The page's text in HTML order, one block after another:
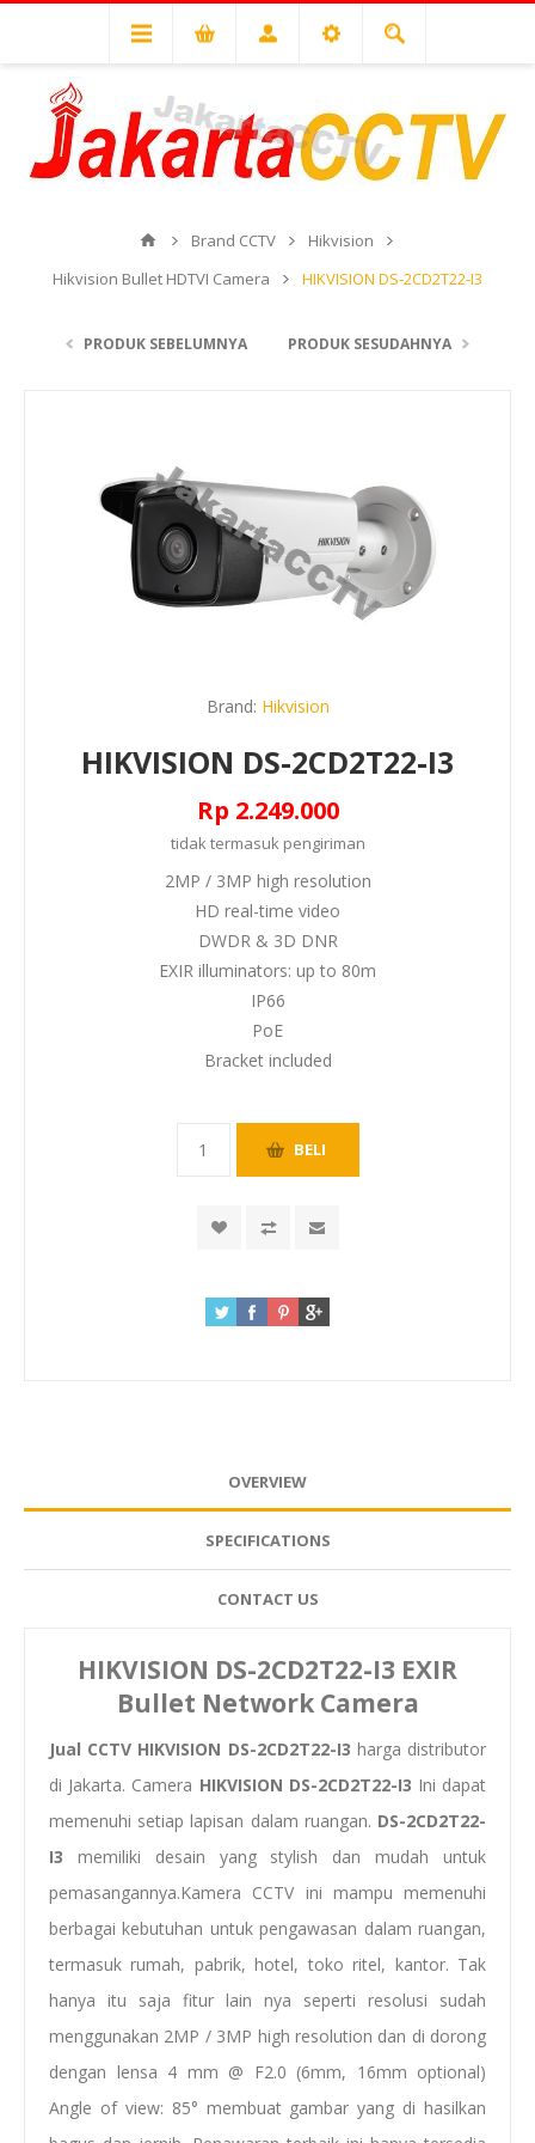
Brand CCTV
Hikvision
Hikvision Bullet HDTVI Camera
HIKVISION DS-2CD2T22-I3
PRODUK SEBELUMNYA PRODUK SESUDAHNYA
Brand: Hikvision
HIKVISION DS-2CD2T22-I3
Rp 2.249.000
tidak termasuk pengiriman
2MP / 3MP high resolution
HD real-time video
DWDR & 3D DNR
EXIR illuminators: up to 80m
IP66
PoE
Bracket included
OVERVIEW
SPECIFICATIONS
CONTACT US
HIKVISION DS-2CD2T22-I3 EXIR
Bullet Network Camera
Jual CCTV HIKVISION DS-2CD2T22-I3 harga distributor
di Jakarta. Camera HIKVISION DS-2CD2T22-I3 Ini dapat
memenuhi setiap lapisan dalam ruangan. DS-2CD2T22-
I3 memiliki desain yang stylish dan mudah untuk
pemasangannya.Kamera CCTV ini mampu memenuhi
berbagai kebutuhan untuk pengawasan dalam ruangan,
termasuk rumah, pabrik, hotel, toko ritel, kantor. Tak
hanya itu saja fitur lain nya seperti resolusi sudah
menggunakan 2MP / 3MP high resolution dan di dorong
dengan lensa 4 mm @ F2.0 (6mm, 16mm optional)
Angle of view: 85° membuat gambar yang di hasilkan